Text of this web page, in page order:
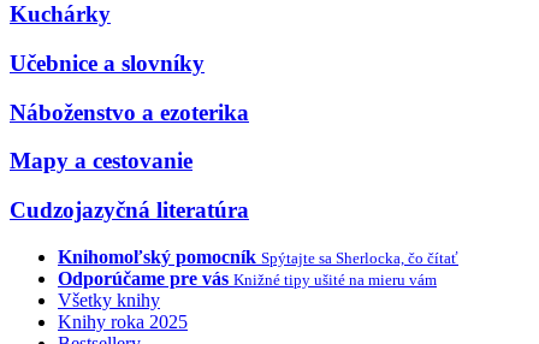
Kuchárky
Učebnice a slovníky
Náboženstvo a ezoterika
Mapy a cestovanie
Cudzojazyčná literatúra
Knihomoľský pomocník Spýtajte sa Sherlocka, čo čítať
Odporúčame pre vás Knižné tipy ušité na mieru vám
Všetky knihy
Knihy roka 2025